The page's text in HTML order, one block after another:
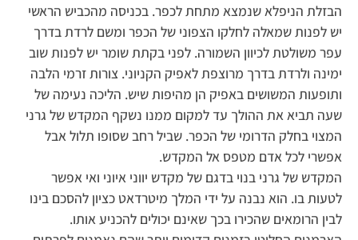
הבזלת הניפלא שנמצא מתחת לכפר. בכניסה מהכביש הראשי
יש לפנות שמאלה לחלקו הצפוני של הכפר ומשם לרדת בדרך
עפר משולטת לכיוון השמורה. לפני בקתת שומר יש לפנות שוב
ימינה ולרדת בדרך מרוצפת לאפיק הקניוני. צורות זרמי הלבה
ותופעות המשושים באפיק הן מהיפות שיש. הליכה נעימה של
שעה תביא את ההולך עד למקום ממנו נשקף המקדש של גרני
המצוי בחלק הדרומי של הכפר. שביל רחב שסופו תלול אבל
אפשרי לכל אדם מטפס אל המקדש.
המקדש של גרני בנוי בדגם של מקדש יווני איוני ואי אפשר
לטעות בו. הוא נבנה על ידי המלך מיטרדאט כציון להסכם בינו
לבין הרומאים שהכירו בכך שאינם יכולים להכניע אותו.